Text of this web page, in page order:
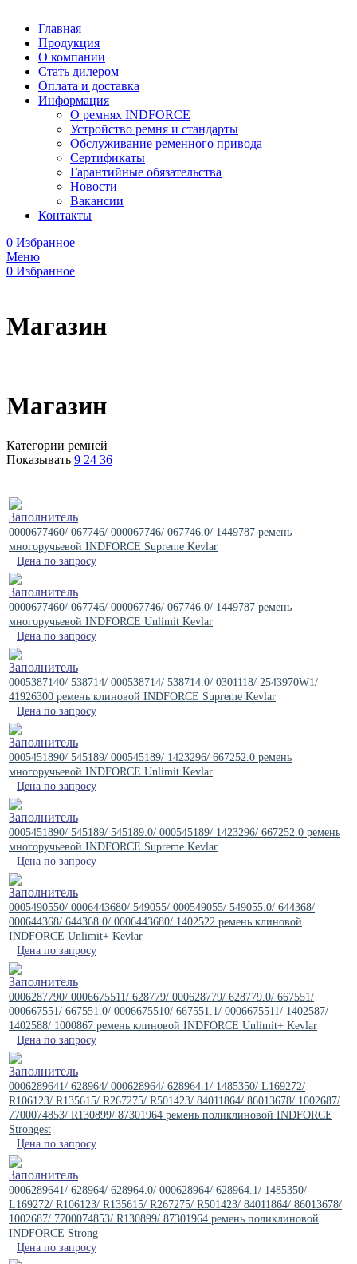
Главная
Продукция
О компании
Стать дилером
Оплата и доставка
Информация
О ремнях INDFORCE
Устройство ремня и стандарты
Обслуживание ременного привода
Сертификаты
Гарантийные обязательства
Новости
Вакансии
Контакты
0 Избранное
Меню
0 Избранное
Магазин
Магазин
Категории ремней
Показывать 9 24 36
0000677460/ 067746/ 000067746/ 067746.0/ 1449787 ремень
многоручьевой INDFORCE Supreme Kevlar
Цена по запросу
0000677460/ 067746/ 000067746/ 067746.0/ 1449787 ремень
многоручьевой INDFORCE Unlimit Kevlar
Цена по запросу
0005387140/ 538714/ 000538714/ 538714.0/ 0301118/ 2543970W1/
41926300 ремень клиновой INDFORCE Supreme Kevlar
Цена по запросу
0005451890/ 545189/ 000545189/ 1423296/ 667252.0 ремень
многоручьевой INDFORCE Unlimit Kevlar
Цена по запросу
0005451890/ 545189/ 545189.0/ 000545189/ 1423296/ 667252.0 ремень
многоручьевой INDFORCE Supreme Kevlar
Цена по запросу
0005490550/ 0006443680/ 549055/ 000549055/ 549055.0/ 644368/
000644368/ 644368.0/ 0006443680/ 1402522 ремень клиновой
INDFORCE Unlimit+ Kevlar
Цена по запросу
0006287790/ 0006675511/ 628779/ 000628779/ 628779.0/ 667551/
000667551/ 667551.0/ 0006675510/ 667551.1/ 0006675511/ 1402587/
1402588/ 1000867 ремень клиновой INDFORCE Unlimit+ Kevlar
Цена по запросу
0006289641/ 628964/ 000628964/ 628964.1/ 1485350/ L169272/
R106123/ R135615/ R267275/ R501423/ 84011864/ 86013678/ 1002687/
7700074853/ R130899/ 87301964 ремень поликлиновой INDFORCE
Strongest
Цена по запросу
0006289641/ 628964/ 628964.0/ 000628964/ 628964.1/ 1485350/
L169272/ R106123/ R135615/ R267275/ R501423/ 84011864/ 86013678/
1002687/ 7700074853/ R130899/ 87301964 ремень поликлиновой
INDFORCE Strong
Цена по запросу